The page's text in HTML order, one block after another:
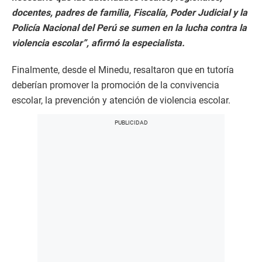
docentes, padres de familia, Fiscalía, Poder Judicial y la
Policía Nacional del Perú se sumen en la lucha contra la
violencia escolar”, afirmó la especialista.
Finalmente, desde el Minedu, resaltaron que en tutoría
deberían promover la promoción de la convivencia
escolar, la prevención y atención de violencia escolar.